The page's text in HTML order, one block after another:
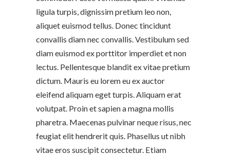
ligula turpis, dignissim pretium leo non,
aliquet euismod tellus. Donec tincidunt
convallis diam nec convallis. Vestibulum sed
diam euismod ex porttitor imperdiet et non
lectus. Pellentesque blandit ex vitae pretium
dictum. Mauris eu lorem eu ex auctor
eleifend aliquam eget turpis. Aliquam erat
volutpat. Proin et sapien a magna mollis
pharetra. Maecenas pulvinar neque risus, nec
feugiat elit hendrerit quis. Phasellus ut nibh
vitae eros suscipit consectetur. Etiam